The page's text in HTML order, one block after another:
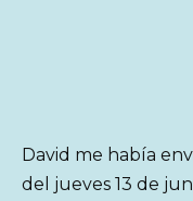
David me había
del jueves 13 de